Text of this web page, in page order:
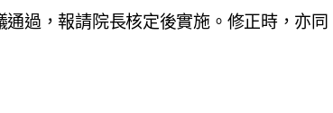
過，報請院長核定後實施。修正時，亦同